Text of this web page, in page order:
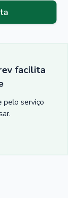
facilita
pelo serviço